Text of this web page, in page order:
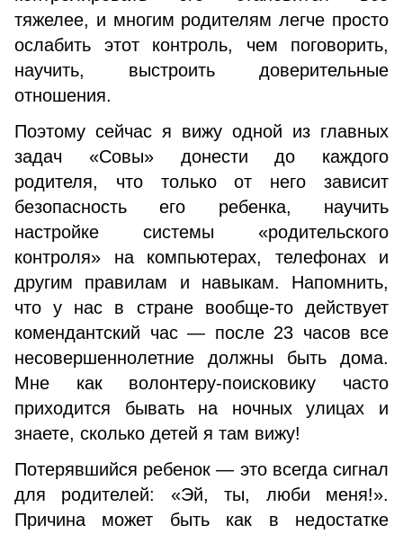
тяжелее, и многим родителям легче просто
ослабить этот контроль, чем поговорить,
научить, выстроить доверительные
отношения.
Поэтому сейчас я вижу одной из главных
задач «Совы» донести до каждого
родителя, что только от него зависит
безопасность его ребенка, научить
настройке системы «родительского
контроля» на компьютерах, телефонах и
другим правилам и навыкам. Напомнить,
что у нас в стране вообще-то действует
комендантский час — после 23 часов все
несовершеннолетние должны быть дома.
Мне как волонтеру-поисковику часто
приходится бывать на ночных улицах и
знаете, сколько детей я там вижу!
Потерявшийся ребенок — это всегда сигнал
для родителей: «Эй, ты, люби меня!».
Причина может быть как в недостатке